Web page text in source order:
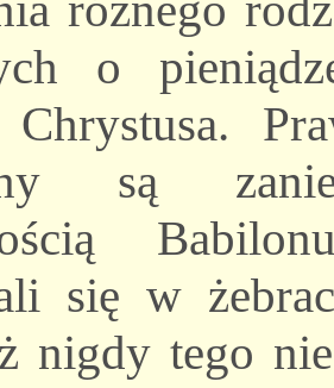
o
są
się w
nigdy tego